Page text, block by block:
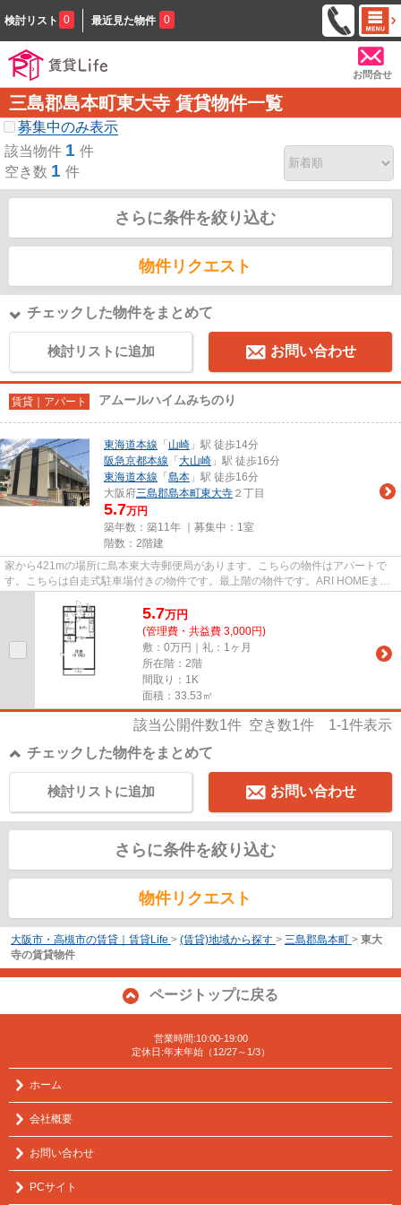
検討リスト 0 最近見た物件 0
お問合せ
三島郡島本町東大寺 賃貸物件一覧
募集中のみ表示
該当物件 1 件
空き数 1 件
さらに条件を絞り込む
物件リクエスト
チェックした物件をまとめて
検討リストに追加 お問い合わせ
賃貸｜アパート アムールハイムみちのり
東海道本線 「 山崎 」駅 徒歩14分
阪急京都本線 「 大山崎 」駅 徒歩16分
東海道本線 「 島本 」駅 徒歩16分
大阪府三島郡島本町東大寺 ２丁目
5.7万円
築年数：築11年 ｜募集中： 1室
階数：2階建
家から421mの場所に島本東大寺郵便局があります。こちらの物件はアパートで
す。こちらは自走式駐車場付きの物件です。最上階の物件です。ARI HOMEまで
5.7万円
(管理費・共益費 3,000円)
敷：0万円｜礼：1ヶ月
所在階：2階
間取り：1K
面積：33.53㎡
該当公開件数1件 空き数1件 1-1件表示
チェックした物件をまとめて
お問い合わせ
検討リストに追加
さらに条件を絞り込む
物件リクエスト
大阪市・高槻市の賃貸｜賃貸Life > (賃貸)地域から探す > 三島郡島本町 > 東大
寺の賃貸物件
ページトップに戻る
営業時間:10:00-19:00
定休日:年末年始（12/27～1/3）
ホーム
会社概要
お問い合わせ
PCサイト